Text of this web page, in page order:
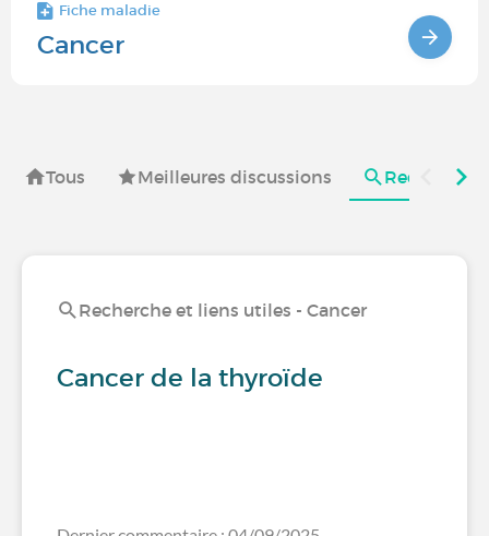
Fiche maladie
Cancer
Tous Meilleures discussions
Recherche et liens utiles - Cancer
Cancer de la thyroïde